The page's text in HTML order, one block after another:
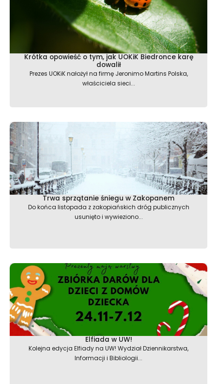
Krótka opowieść o tym, jak UOKiK Biedronce karę
dowalił
Prezes UOKiK nałożył na firmę Jeronimo Martins Polska,
właściciela sieci...
Trwa sprzątanie śniegu w Zakopanem
Do końca listopada z zakopiańskich dróg publicznych
usunięto i wywieziono...
Elfiada w UW!
Kolejna edycja Elfiady na UW! Wydział Dziennikarstwa,
Informacji i Bibliologii...